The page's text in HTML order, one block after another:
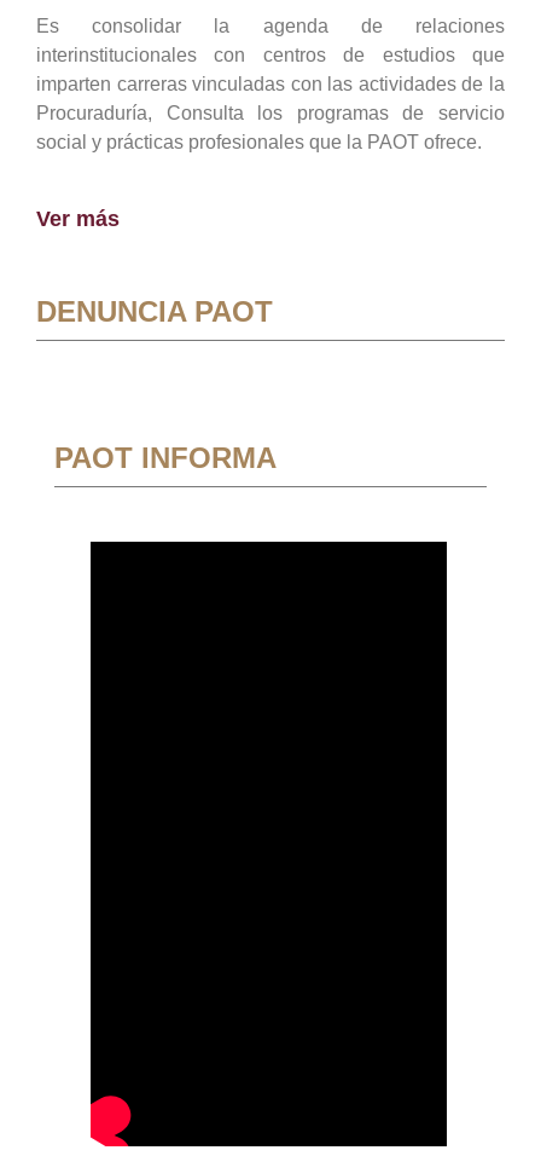
Es consolidar la agenda de relaciones
interinstitucionales con centros de estudios que
imparten carreras vinculadas con las actividades de la
Procuraduría, Consulta los programas de servicio
social y prácticas profesionales que la PAOT ofrece.
Ver más
DENUNCIA PAOT
PAOT INFORMA